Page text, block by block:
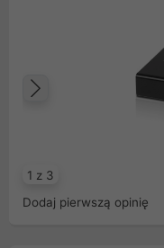
1 z 3
Dodaj pierwszą opinię